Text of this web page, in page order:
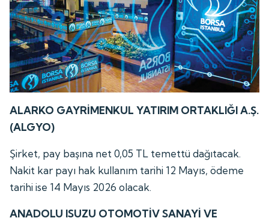
ALARKO GAYRİMENKUL YATIRIM ORTAKLIĞI A.Ş.
(ALGYO)
Şirket, pay başına net 0,05 TL temettü dağıtacak.
Nakit kar payı hak kullanım tarihi 12 Mayıs, ödeme
tarihi ise 14 Mayıs 2026 olacak.
ANADOLU ISUZU OTOMOTİV SANAYİ VE